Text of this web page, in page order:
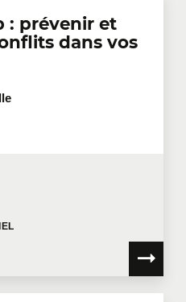
: prévenir et
dans vos